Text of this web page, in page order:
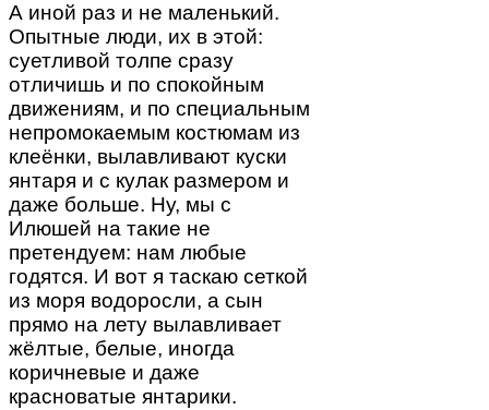
А иной раз и не маленький.
Опытные люди, их в этой:
суетливой толпе сразу
отличишь и по спокойным
движениям, и по специальным
непромокаемым костюмам из
клеёнки, вылавливают куски
янтаря и с кулак размером и
даже больше. Ну, мы с
Илюшей на такие не
претендуем: нам любые
годятся. И вот я таскаю сеткой
из моря водоросли, а сын
прямо на лету вылавливает
жёлтые, белые, иногда
коричневые и даже
красноватые янтарики.